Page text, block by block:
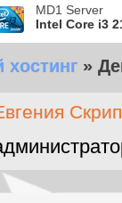
MD1 Server
Intel Core i3
»